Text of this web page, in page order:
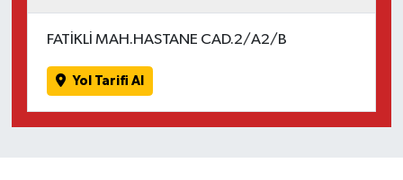
FATİKLİ MAH.HASTANE CAD.2/A2/B
Yol Tarifi Al